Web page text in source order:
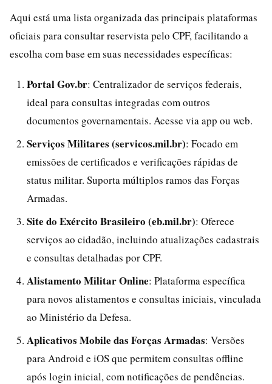
Aqui está uma lista organizada das principais plataformas
oficiais para consultar reservista pelo CPF, facilitando a
escolha com base em suas necessidades específicas:
Portal Gov.br: Centralizador de serviços federais,
ideal para consultas integradas com outros
documentos governamentais. Acesse via app ou web.
Serviços Militares (servicos.mil.br): Focado em
emissões de certificados e verificações rápidas de
status militar. Suporta múltiplos ramos das Forças
Armadas.
Site do Exército Brasileiro (eb.mil.br): Oferece
serviços ao cidadão, incluindo atualizações cadastrais
e consultas detalhadas por CPF.
Alistamento Militar Online: Plataforma específica
para novos alistamentos e consultas iniciais, vinculada
ao Ministério da Defesa.
Aplicativos Mobile das Forças Armadas: Versões
para Android e iOS que permitem consultas offline
após login inicial, com notificações de pendências.